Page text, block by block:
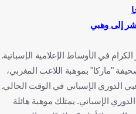
إلى وهبي
في الأوساط الإعلامية الإسبانية.
"ماركا" بموهبة اللاعب المغربي،
الدوري الإسباني في الوقت الحالي.
الإسباني. يمتلك موهبة هائلة